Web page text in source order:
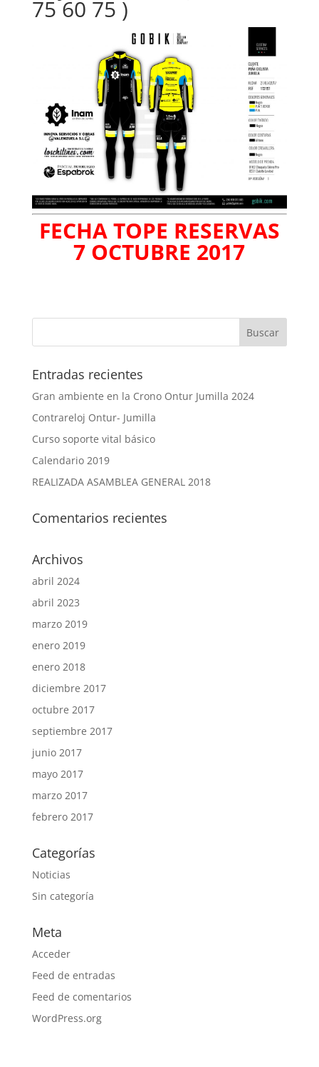
75 60 75 )
FECHA TOPE RESERVAS
7 OCTUBRE 2017
Entradas recientes
Gran ambiente en la Crono Ontur Jumilla 2024
Contrareloj Ontur- Jumilla
Curso soporte vital básico
Calendario 2019
REALIZADA ASAMBLEA GENERAL 2018
Comentarios recientes
Archivos
abril 2024
abril 2023
marzo 2019
enero 2019
enero 2018
diciembre 2017
octubre 2017
septiembre 2017
junio 2017
mayo 2017
marzo 2017
febrero 2017
Categorías
Noticias
Sin categoría
Meta
Acceder
Feed de entradas
Feed de comentarios
WordPress.org